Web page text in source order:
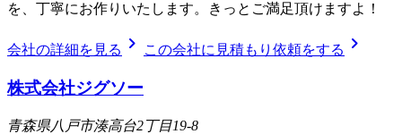
を、丁寧にお作りいたします。きっとご満足頂けますよ！
会社の詳細を見る chevron_right この会社に見積もり依頼をする chevron_right
株式会社ジグソー
青森県八戸市湊高台2丁目19-8